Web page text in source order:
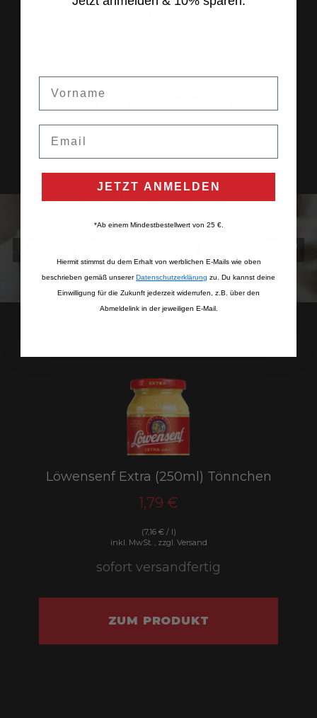
GESCHENKSETS
Unsere Löwensenf Bestseller
Löwensenf Extra (250ml) Tönnchen
1,79 €
(7,16 € / l)
inkl. MwSt. , zzgl. Versand
sofort versandfertig
ZUM PRODUKT
JETZT ANMELDEN
*Ab einem Mindestbestellwert von 25 €.
Hiermit stimmst du dem Erhalt von werblichen E-Mails wie oben
beschrieben gemäß unsererDatenschutzerklärung​ zu. Du kannst deine
Einwilligung für die Zukunft jederzeit widerrufen, z.B. über den
Abmeldelink in der jeweiligen E-Mail.